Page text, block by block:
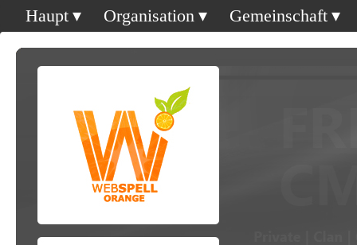
Haupt Organisation Gemeinschaft